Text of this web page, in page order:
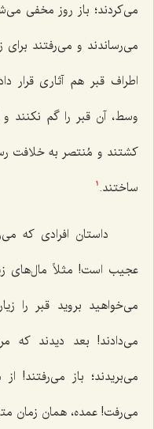
می‌کردند؛ باز روز مخفی
می‌رساندند و می‌رفتند
اطراف قبر هم آثاری قرار
وسط، آن قبر را گم نکنند و
کشتند و مُنتصر به خلافت
ساختند. 1
داستان افرادی که
عجیب است! مثلاً مال‌های
می‌خواهید بروید قبر را
می‌دادند! بعد دیدند که
می‌بریدند؛ باز می‌رفتند!
می‌رفت! عمده، همان زمان